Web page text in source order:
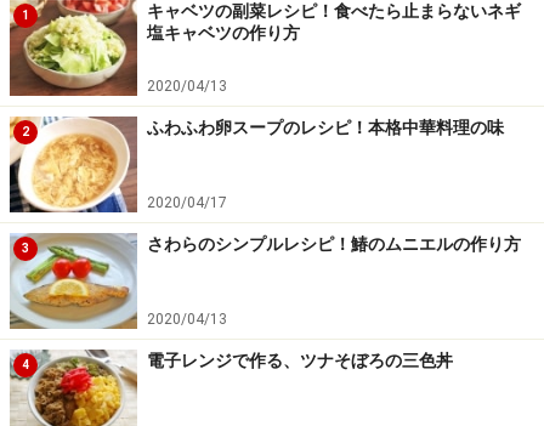
1
キャベツの副菜レシピ！食べたら止まらないネギ
塩キャベツの作り方
2020/04/13
2 ふわふわ卵スープのレシピ！本格中華料理の味
2020/04/17
3 さわらのシンプルレシピ！鰆のムニエルの作り方
2020/04/13
4 電子レンジで作る、ツナそぼろの三色丼